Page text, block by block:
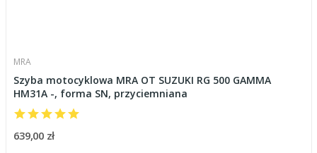
MRA
Szyba motocyklowa MRA OT SUZUKI RG 500 GAMMA
HM31A -, forma SN, przyciemniana
639,00 zł